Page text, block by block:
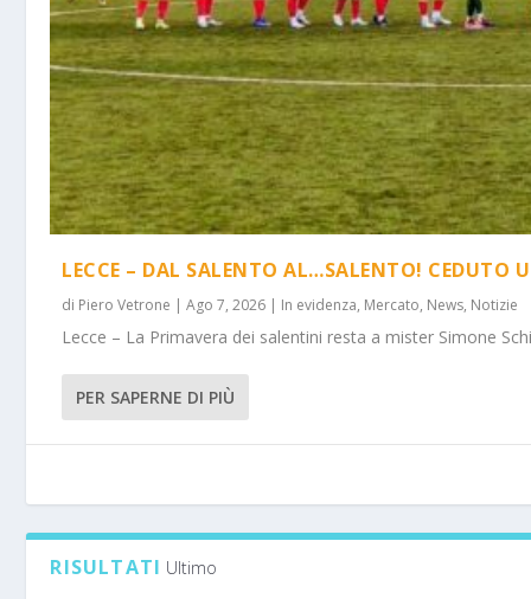
LECCE – DAL SALENTO AL…SALENTO! CEDUTO
di Piero Vetrone |Ago 7, 2026 | In evidenza, Mercato, News, Notizie
Lecce – La Primavera dei salentini resta a mister Simone
PER SAPERNE DI PIÙ
RISULTATI Ultimo